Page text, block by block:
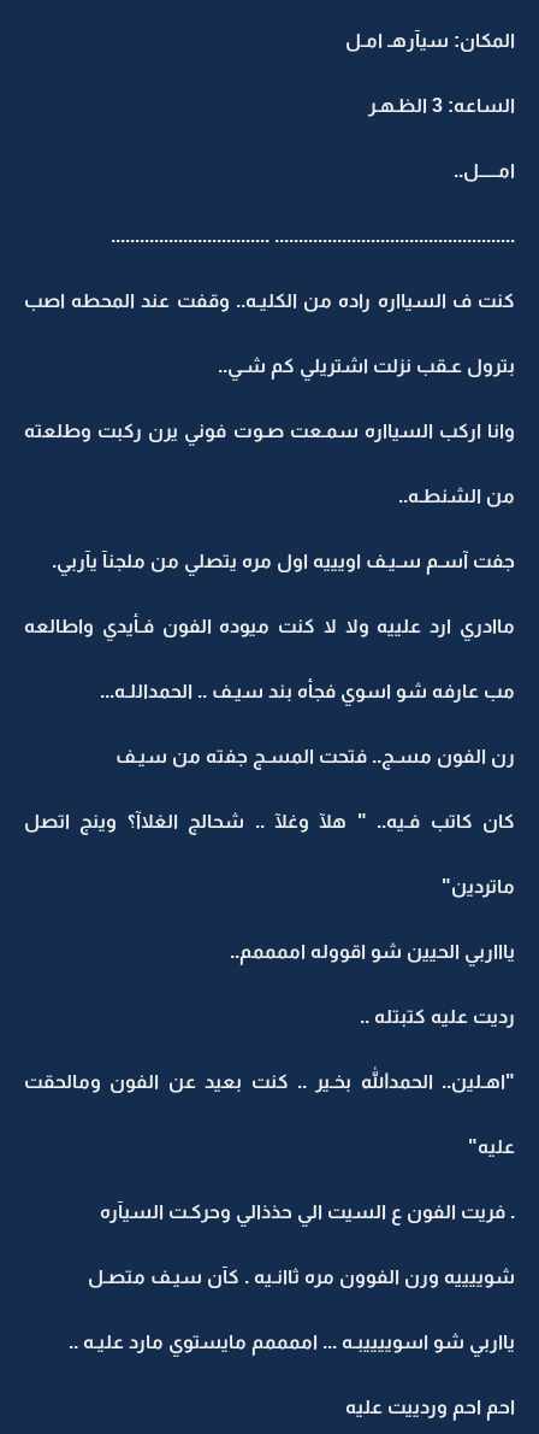
المكان: سيآرهـ امـل
الساعه: 3 الظـهـر
امـــــل..
.................................................. .................................
كنت ف السيااره راده من الكليـه.. وقفت عند المحطه اصب
بترول عـقب نزلت اشتريلي كم شـي..
وانا اركب السيااره سمـعت صـوت فوني يرن ركبت وطلعته
من الشنطـه..
جفت آسـم سـيـف اويييه اول مره يتصلي من ملجنآ يآربي.
ماادري ارد علييه ولا لا كنت ميوده الفون فـأيدي واطالعه
مب عارفه شو اسوي فجأه بند سيـف .. الحمداللـه...
رن الفون مسـج.. فتحت المسـج جفته من سيـف
كان كاتب فـيه.. " هلآ وغلآ .. شحالج الغلاآ؟ وينج اتصل
ماتردين"
ياااربي الحيين شو اقووله اممممم..
رديت عليه كتبتله ..
"اهـلين.. الحمدالله بخـير .. كنت بعيد عن الفون ومالحقت
عليه"
. فريت الفون ع السيت الي حذذالي وحركـت السيآره
شوييييه ورن الفوون مره ثاانـيه . كآن سيـف متصـل
يااربي شو اسوييييبـه ... اممممم مايستوي مارد عليـه ..
احم احم وردييت عليه